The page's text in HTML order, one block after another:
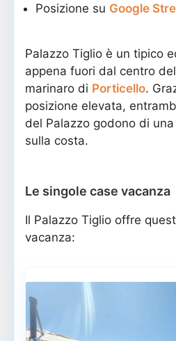
Posizione su Google
Palazzo Tiglio è un tipico
appena fuori dal centro
marinaro di Porticello.
posizione elevata,
del Palazzo godono di
sulla costa.
Le singole case vacanza
Il Palazzo Tiglio offre
vacanza: